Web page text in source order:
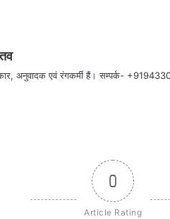
अनुवादक एवं रंगकर्मी हैं। सम्पर्क-
0
Article Rating